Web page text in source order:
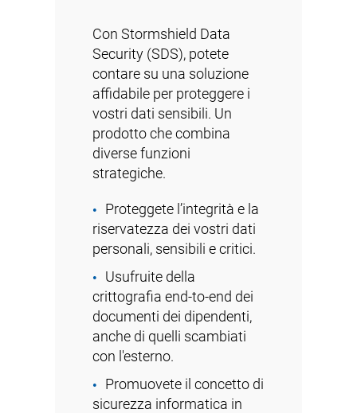
Con Stormshield Data
Security (SDS), potete
contare su una soluzione
affidabile per proteggere i
vostri dati sensibili. Un
prodotto che combina
diverse funzioni
strategiche.
Proteggete l’integrità e la
riservatezza dei vostri dati
personali, sensibili e critici.
Usufruite della
crittografia end-to-end dei
documenti dei dipendenti,
anche di quelli scambiati
con l'esterno.
Promuovete il concetto di
sicurezza informatica in